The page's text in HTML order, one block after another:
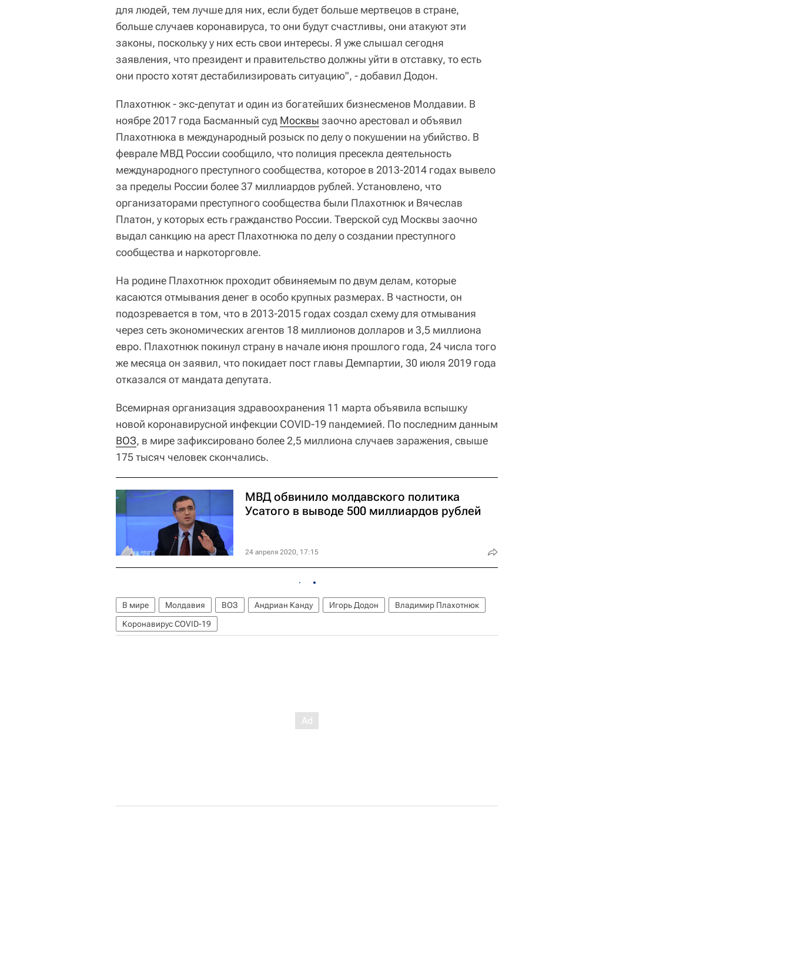
для людей, тем лучше для них, если будет больше мертвецов в стране,
больше случаев коронавируса, то они будут счастливы, они атакуют эти
законы, поскольку у них есть свои интересы. Я уже слышал сегодня
заявления, что президент и правительство должны уйти в отставку, то есть
они просто хотят дестабилизировать ситуацию", - добавил Додон.
Плахотнюк - экс-депутат и один из богатейших бизнесменов Молдавии. В
ноябре 2017 года Басманный суд Москвы заочно арестовал и объявил
Плахотнюка в международный розыск по делу о покушении на убийство. В
феврале МВД России сообщило, что полиция пресекла деятельность
международного преступного сообщества, которое в 2013-2014 годах вывело
за пределы России более 37 миллиардов рублей. Установлено, что
организаторами преступного сообщества были Плахотнюк и Вячеслав
Платон, у которых есть гражданство России. Тверской суд Москвы заочно
выдал санкцию на арест Плахотнюка по делу о создании преступного
сообщества и наркоторговле.
На родине Плахотнюк проходит обвиняемым по двум делам, которые
касаются отмывания денег в особо крупных размерах. В частности, он
подозревается в том, что в 2013-2015 годах создал схему для отмывания
через сеть экономических агентов 18 миллионов долларов и 3,5 миллиона
евро. Плахотнюк покинул страну в начале июня прошлого года, 24 числа того
же месяца он заявил, что покидает пост главы Демпартии, 30 июля 2019 года
отказался от мандата депутата.
Всемирная организация здравоохранения 11 марта объявила вспышку
новой коронавирусной инфекции COVID-19 пандемией. По последним данным
ВОЗ, в мире зафиксировано более 2,5 миллиона случаев заражения, свыше
175 тысяч человек скончались.
МВД обвинило молдавского политика
Усатого в выводе 500 миллиардов рублей
24 апреля 2020, 17:15
В мире Молдавия ВОЗ Андриан Канду Игорь Додон
Владимир Плахотнюк
Коронавирус COVID-19